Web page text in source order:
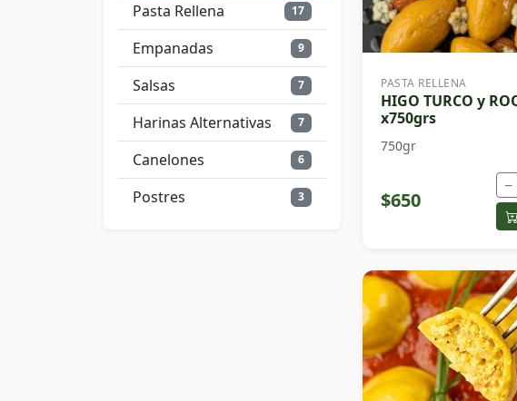
Pasta Rellena 17
Empanadas 9
Salsas 7
Harinas Alternativas 7
Canelones 6
Postres 3
PASTA RELLENA
HIGO TURCO y
x750grs
750gr
$650
−